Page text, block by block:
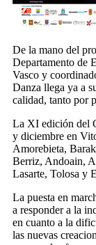
De la mano del
Departamento de
Vasco y
Danza llega ya a
calidad, tanto por
La XI edición del
y diciembre en
Amorebieta,
Berriz, Andoain,
Lasarte, Tolosa y
La puesta en
a responder a la
en cuanto a la
las nuevas